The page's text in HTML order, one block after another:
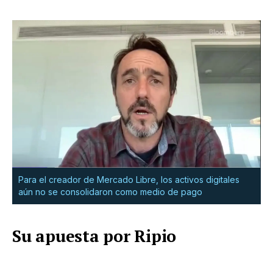
Para el creador de Mercado Libre, los activos digitales
aún no se consolidaron como medio de pago
Su apuesta por Ripio